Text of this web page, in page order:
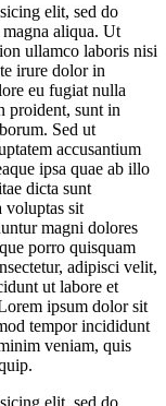
elit, sed do
aliqua. Ut
ullamco laboris nisi
irure dolor in
eu fugiat nulla
proident, sunt in
Sed ut
accusantium
ipsa quae ab illo
dicta sunt
voluptas sit
magni dolores
porro quisquam
adipisci velit,
ut labore et
ipsum dolor sit
tempor incididunt
veniam, quis
elit, sed do